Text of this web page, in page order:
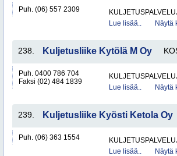
Puh. (06) 557 2309
Lue lisää..
Näytä
238. Kuljetusliike Kytölä M Oy
Puh. 0400 786 704
Faksi (02) 484 1839
Lue lisää..
Näytä
239. Kuljetusliike Kyösti Ketola Oy
Puh. (06) 363 1554
Lue lisää..
Näytä